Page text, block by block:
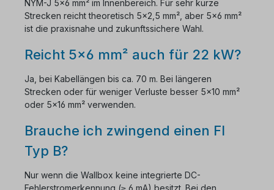
NYM-J 5×6 mm² im Innenbereich. Für sehr kurze
Strecken reicht theoretisch 5×2,5 mm², aber 5×6 mm²
ist die praxisnahe und zukunftssichere Wahl.
Reicht 5×6 mm² auch für 22 kW?
Ja, bei Kabellängen bis ca. 70 m. Bei längeren
Strecken oder für weniger Verluste besser 5×10 mm²
oder 5×16 mm² verwenden.
Brauche ich zwingend einen FI
Typ B?
Nur wenn die Wallbox keine integrierte DC-